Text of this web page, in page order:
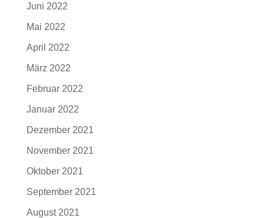
Juni 2022
Mai 2022
April 2022
März 2022
Februar 2022
Januar 2022
Dezember 2021
November 2021
Oktober 2021
September 2021
August 2021